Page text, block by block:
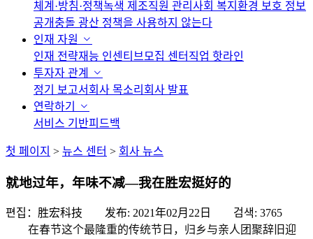
체계·방침·정책녹색 제조직원 관리 사회 복지 환경 보호 정보
공개충돌 광산 정책을 사용하지 않는다
인재 자원
인재 전략재능 인센티브 모집 센터 직업 핫라인
투자자 관계
정기 보고서 회사 목소리 회사 발표
연락하기
서비스 기반피드백
첫 페이지 > 뉴스 센터 > 회사 뉴스
就地过年，年味不减—我在胜宏挺好的
편집：胜宏科技 发布: 2021年02月22日 검색: 3765
在春节这个最隆重的传统节日，归乡与亲人团聚辞旧迎